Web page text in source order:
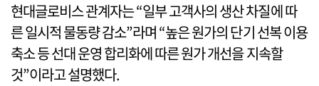
현대글로비스 관계자는 “일부 고객사의 생산 차질에 따
른 일시적 물동량 감소”라며 “높은 원가의 단기 선복 이용
축소 등 선대 운영 합리화에 따른 원가 개선을 지속할
것”이라고 설명했다.